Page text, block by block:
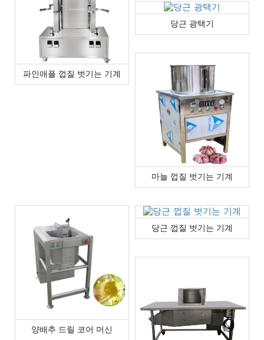
파인애플 껍질 벗기는 기계
당근 광택기
마늘 껍질 벗기는 기계
양배추 드릴 코어 머신
당근 껍질 벗기는 기계